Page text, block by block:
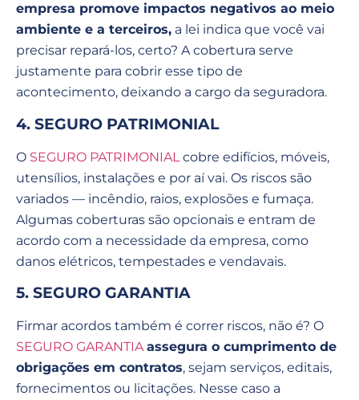
empresa promove impactos negativos ao meio
ambiente e a terceiros, a lei indica que você vai
precisar repará-los, certo? A cobertura serve
justamente para cobrir esse tipo de
acontecimento, deixando a cargo da seguradora.
4. SEGURO PATRIMONIAL
O SEGURO PATRIMONIAL cobre edifícios, móveis,
utensílios, instalações e por aí vai. Os riscos são
variados — incêndio, raios, explosões e fumaça.
Algumas coberturas são opcionais e entram de
acordo com a necessidade da empresa, como
danos elétricos, tempestades e vendavais.
5. SEGURO GARANTIA
Firmar acordos também é correr riscos, não é? O
SEGURO GARANTIA assegura o cumprimento de
obrigações em contratos, sejam serviços, editais,
fornecimentos ou licitações. Nesse caso a